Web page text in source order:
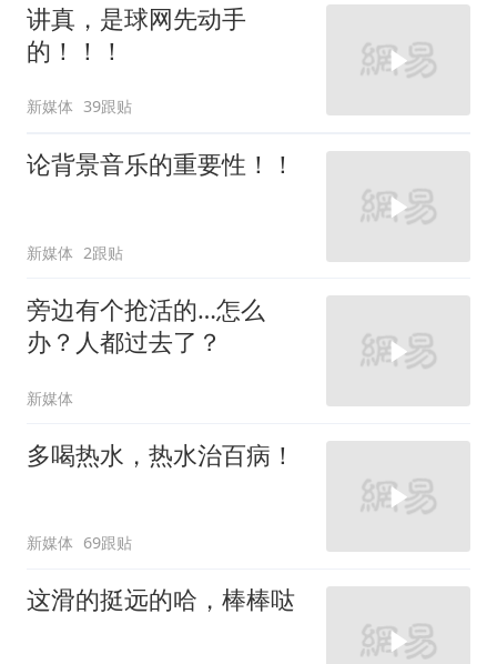
讲真，是球网先动手
的！！！
新媒体 39跟贴
论背景音乐的重要性！！
新媒体 2跟贴
旁边有个抢活的…怎么
办？人都过去了？
新媒体
多喝热水，热水治百病！
新媒体 69跟贴
这滑的挺远的哈，棒棒哒